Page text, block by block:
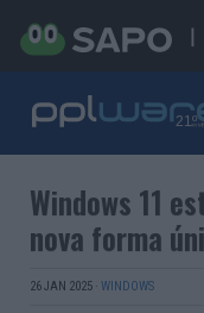
Windows 11
nova forma
26 JAN 2025 · WINDOWS